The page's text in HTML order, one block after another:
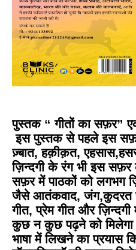
पुस्तक “गीतों का सफ़र”
इस पुस्तक से पहले इस
ज़्बात, हक़ीक़त,
ज़िन्दगी के रंग भी इस सफ़र
सफ़र में पाठकों को लगभग
जैसे आतंकवाद, जंग,कुदरत
गीत, प्रेम गीत और ज़िन्दगी
कुछ न कुछ पढ़ने को
भाषा में लिखने का प्रयास